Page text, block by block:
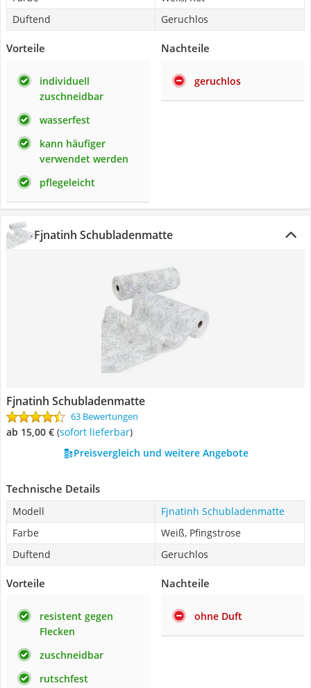
Duftend
Geruchlos
Vorteile
individuell
zuschneidbar
wasserfest
kann häufiger
verwendet werden
pflegeleicht
Nachteile
geruchlos
Fjnatinh Schubladenmatte
Fjnatinh Schubladenmatte
63 Bewertungen
ab 15,00 € ( Sofort lieferbar)
Preisvergleich und weitere Angebote
Technische Details
Modell
Fjnatinh Schubladenmatte
Farbe
Weiß, Pfingstrose
Duftend
Geruchlos
Vorteile
resistent gegen
Flecken
zuschneidbar
rutschfest
Nachteile
ohne Duft